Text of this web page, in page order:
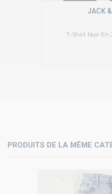
T-Shirt Noir En
JACK
PRODUITS DE LA MÊME